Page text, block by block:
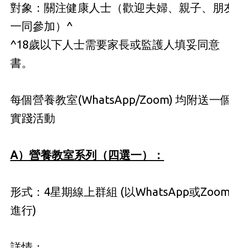
對象：關注健康人士（歡迎夫婦、親子、朋
一同參加）^
^18歲以下人士需要家長或監護人填妥同意
書。
每個營養教室(WhatsApp/Zoom) 均附送一
實踐活動
A）營養教室系列（四選一）：
形式：4星期線上群組 (以WhatsApp或
進行)